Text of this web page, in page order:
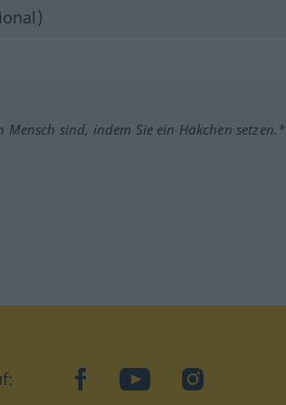
Mensch sind, indem Sie ein Häkchen setzen.*
facebookYouTubeInstagram